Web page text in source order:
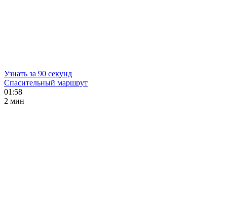
Узнать за 90 секунд
Спасительный маршрут
01:58
2 мин